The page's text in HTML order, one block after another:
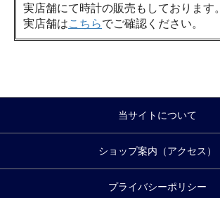
実店舗にて時計の販売もしております。
実店舗はこちらでご確認ください。
当サイトについて
ショップ案内（アクセス）
プライバシーポリシー